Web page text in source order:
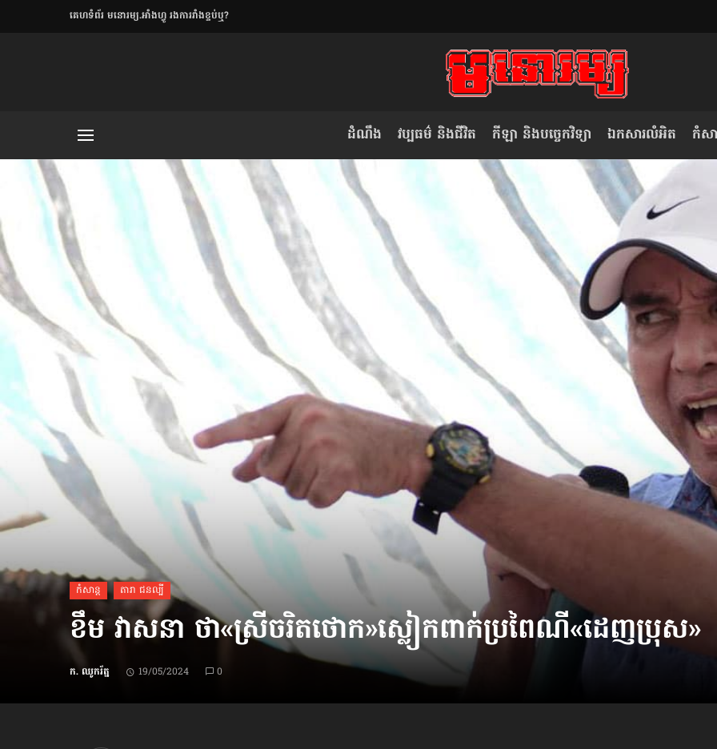
​គេហទំព័រ មនោរម្យ.អាំងហ្វូ រងការរាំងខ្ទប់ឬ?
ដំណឹង វប្បធម៌ និងជីវិត កីឡា និងបច្ចេកវិទ្យា ឯកសារលំអិត កំសា
កំសាន្ដ តារា ជនល្បី
ខឹម វាសនា ថា«ស្រីចរិតថោក»​ស្លៀកពាក់ប្រពៃណី​«ដេញប្រុស»
ក. ឈូករ័ត្ន 19/05/2024 0
ត៖ «កាមតណ្ហា​ លិខិតប្រិយមិត្ត៖ «អំពីទោសៈ»
សម រង្ស៊ី៖ កម្ពុជាគួរមើលគំរូ​តាម​
វៀតណាម ក្នុង​ការប្តូរ​មេដឹកនាំ របស់​
លិខិតប្រិយមិត្ត៖ «កាមតណ្ហា​
ចុងក្រោយ
ខឹម វាសនា ថា«ស្រី
ចរិតថោក»​ស្លៀកពាក់
ប្រពៃណី​«ដេញប្រុស»
អឹមបាពេ ប្រកាសជាផ្លូវការ
ចាកចេញពីក្រុម ប៉ារីស
ថើបមាត់ ៖ ក្រុមកីឡាការិនី​
ផ្អាកលេង​​បើប្រធានសហព័ន្ធ​
មិនលាឈប់